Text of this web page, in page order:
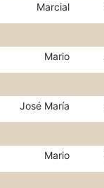
Marcial
Mario
José María
Mario